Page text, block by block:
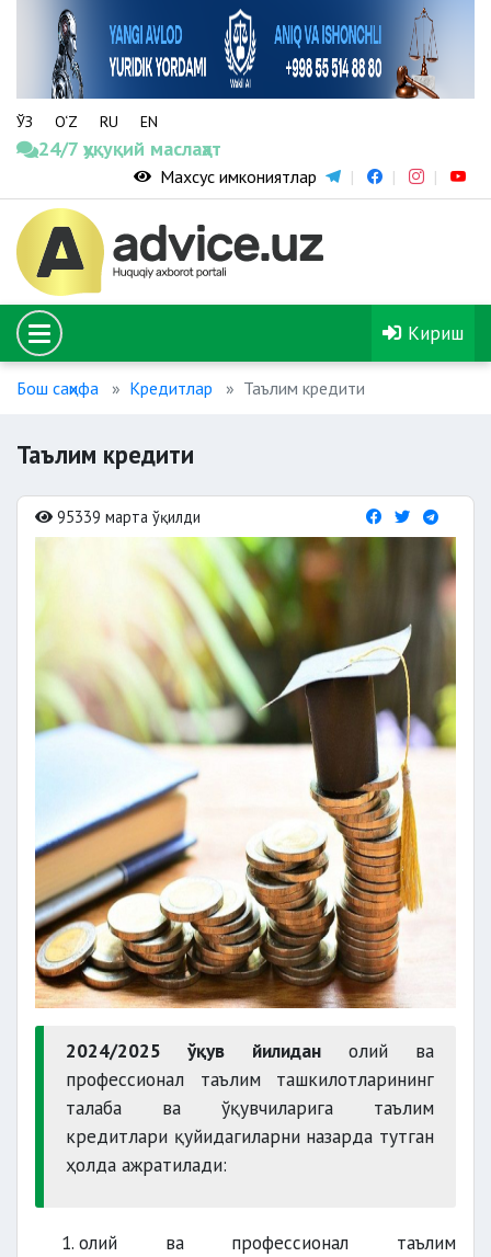
ЎЗ O‘Z RU EN
24/7 ҳуқуқий маслаҳат
Махсус имкониятлар
Кириш
Бош саҳифа Кредитлар Таълим кредити
Таълим кредити
95339 марта ўқилди
2024/2025 ўқув йилиданолий ва
профессионал таълим ташкилотларининг
талаба ва ўқувчиларига таълим
кредитлари қуйидагиларни назарда тутган
ҳолда ажратилади:
олий ва профессионал таълим